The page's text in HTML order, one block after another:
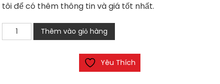
tôi để có thêm thông tin và giá tốt nhất.
Thước
cặp
Thêm vào giỏ hàng
Yêu Thích